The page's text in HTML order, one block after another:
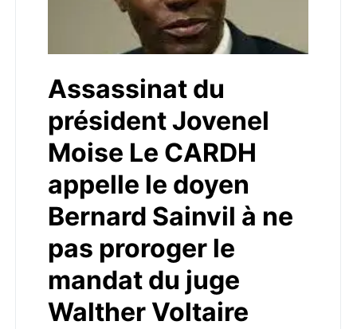
Assassinat du
président Jovenel
Moise Le CARDH
appelle le doyen
Bernard Sainvil à ne
pas proroger le
mandat du juge
Walther Voltaire